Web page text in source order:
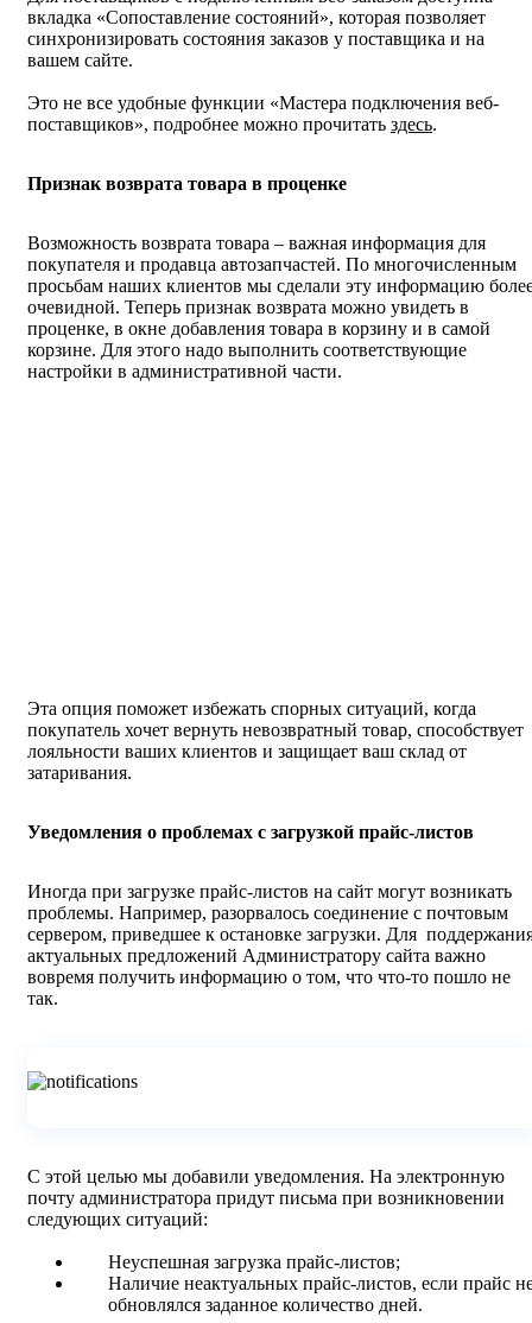
вкладка «Сопоставление состояний», которая позволяет
синхронизировать состояния заказов у поставщика и на
вашем сайте.
Это не все удобные функции «Мастера подключения веб-
поставщиков», подробнее можно прочитать здесь.
Признак возврата товара в проценке
Возможность возврата товара – важная информация для
покупателя и продавца автозапчастей. По многочисленным
просьбам наших клиентов мы сделали эту информацию
очевидной. Теперь признак возврата можно увидеть в
проценке, в окне добавления товара в корзину и в самой
корзине. Для этого надо выполнить соответствующие
настройки в административной части.
Эта опция поможет избежать спорных ситуаций, когда
покупатель хочет вернуть невозвратный товар, способствует
лояльности ваших клиентов и защищает ваш склад от
затаривания.
Уведомления о проблемах с загрузкой прайс-листов
Иногда при загрузке прайс-листов на сайт могут возникать
проблемы. Например, разорвалось соединение с почтовым
сервером, приведшее к остановке загрузки. Для
актуальных предложений Администратору сайта важно
вовремя получить информацию о том, что что-то пошло не
так.
С этой целью мы добавили уведомления. На электронную
почту администратора придут письма при возникновении
следующих ситуаций:
Неуспешная загрузка прайс-листов;
Наличие неактуальных прайс-листов, если прайс
обновлялся заданное количество дней.